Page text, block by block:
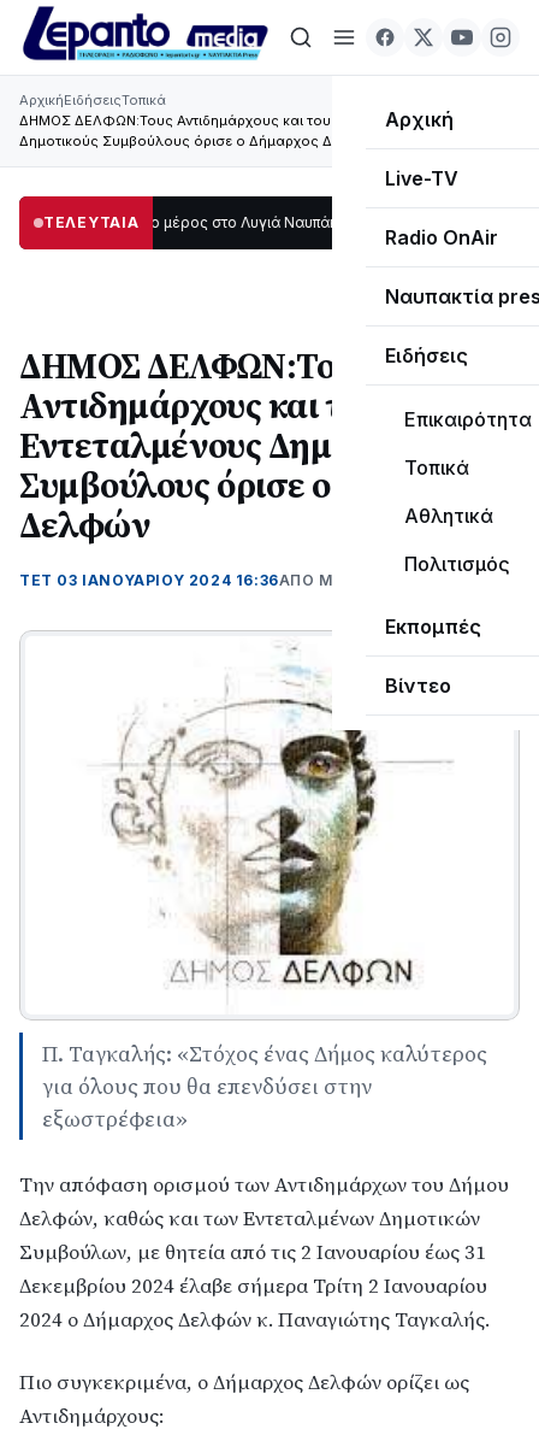
Αρχική
Live-TV
Radio OnAir
Ναυπακτία
Ειδήσεις
Επικαιρότητα
Τοπικά
Αθλητικά
Πολιτισμός
Εκπομπές
Βίντεο
ΑρχικήΕιδήσειςΤοπικά
ΔΗΜΟΣ ΔΕΛΦΩΝ:Τους Αντιδημάρχους και τους Εντεταλμένους
Δημοτικούς Συμβούλους όρισε ο Δήμαρχος Δελφών
ΤΕΛΕΥΤΑΙΑ
μεγάλο μέρος στο Λυγιά Ναυπάκτου12:08
ΔΗΜΟΣ ΔΕΛΦΩΝ:Τους
Αντιδημάρχους και τους
Εντεταλμένους Δημοτικούς
Συμβούλους όρισε ο Δήμαρχος
Δελφών
ΤΕΤ 03 ΙΑΝΟΥΑΡΊΟΥ 2024 16:36ΑΠΌ ΜΑΝΤΩ ΚΑΠΕΝΤΖΩΝΗ
Π. Ταγκαλής: «Στόχος ένας Δήμος καλύτερος
για όλους που θα επενδύσει στην
εξωστρέφεια»
Την απόφαση ορισμού των Αντιδημάρχων του Δήμου
Δελφών, καθώς και των Εντεταλμένων Δημοτικών
Συμβούλων, με θητεία από τις 2 Ιανουαρίου έως 31
Δεκεμβρίου 2024 έλαβε σήμερα Τρίτη 2 Ιανουαρίου
2024 ο Δήμαρχος Δελφών κ. Παναγιώτης Ταγκαλής.
Πιο συγκεκριμένα, ο Δήμαρχος Δελφών ορίζει ως
Αντιδημάρχους: